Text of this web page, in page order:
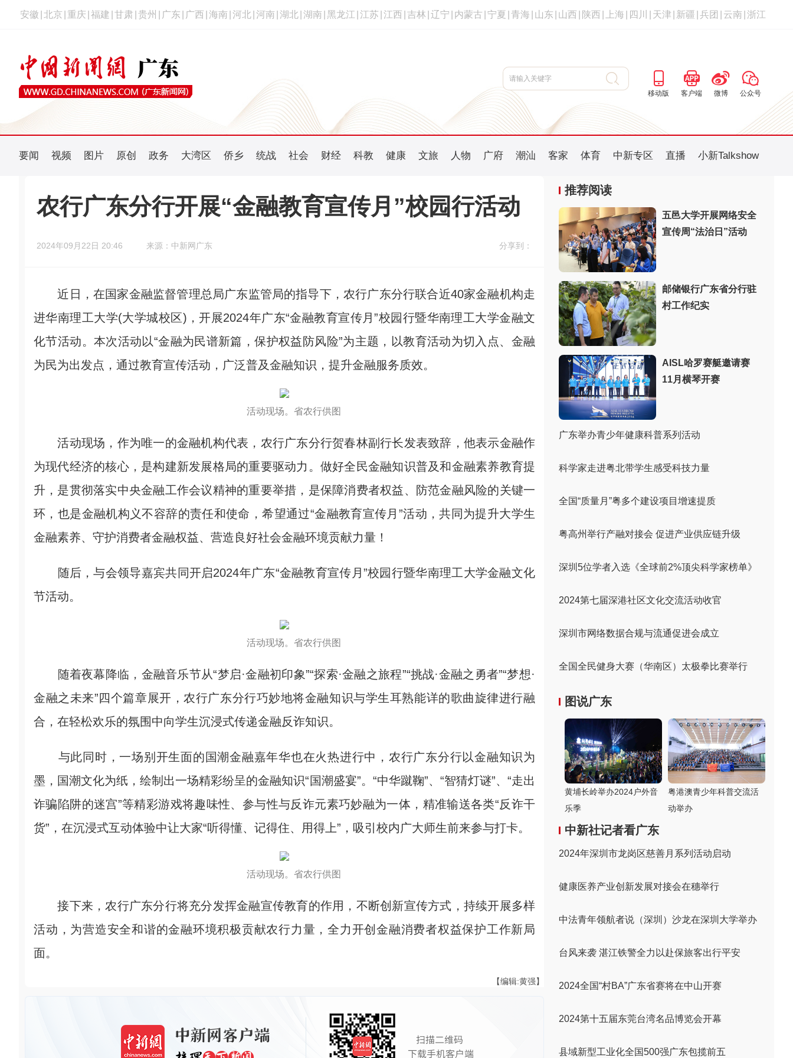
安徽 北京 重庆 福建 甘肃 贵州 广东 广西 海南 河北 河南 湖北 湖南 黑龙江 江苏 江西 吉林 辽宁 内蒙古 宁夏 青海 山东 山西 陕西 上海 四川 天津 新疆 兵团 云南 浙江
移动版 客户端 微博 公众号
要闻 视频 图片 原创 政务 大湾区 侨乡 统战 社会 财经 科教 健康 文旅 人物 广府 潮汕 客家 体育 中新专区 直播 小新Talkshow
农行广东分行开展“金融教育宣传月”校园行活动
2024年09月22日 20:46 来源：中新网广东 分享到：
近日，在国家金融监督管理总局广东监管局的指导下，农行广东分行联合近40家金融机构走
进华南理工大学(大学城校区)，开展2024年广东“金融教育宣传月”校园行暨华南理工大学金融文
化节活动。本次活动以“金融为民谱新篇，保护权益防风险”为主题，以教育活动为切入点、金融
为民为出发点，通过教育宣传活动，广泛普及金融知识，提升金融服务质效。
活动现场。省农行供图
活动现场，作为唯一的金融机构代表，农行广东分行贺春林副行长发表致辞，他表示金融作
为现代经济的核心，是构建新发展格局的重要驱动力。做好全民金融知识普及和金融素养教育提
升，是贯彻落实中央金融工作会议精神的重要举措，是保障消费者权益、防范金融风险的关键一
环，也是金融机构义不容辞的责任和使命，希望通过“金融教育宣传月”活动，共同为提升大学生
金融素养、守护消费者金融权益、营造良好社会金融环境贡献力量！
随后，与会领导嘉宾共同开启2024年广东“金融教育宣传月”校园行暨华南理工大学金融文化
节活动。
活动现场。省农行供图
随着夜幕降临，金融音乐节从“梦启·金融初印象”“探索·金融之旅程”“挑战·金融之勇者”“梦想·
金融之未来”四个篇章展开，农行广东分行巧妙地将金融知识与学生耳熟能详的歌曲旋律进行融
合，在轻松欢乐的氛围中向学生沉浸式传递金融反诈知识。
与此同时，一场别开生面的国潮金融嘉年华也在火热进行中，农行广东分行以金融知识为
墨，国潮文化为纸，绘制出一场精彩纷呈的金融知识“国潮盛宴”。“中华蹴鞠”、“智猜灯谜”、“走出
诈骗陷阱的迷宫”等精彩游戏将趣味性、参与性与反诈元素巧妙融为一体，精准输送各类“反诈干
货”，在沉浸式互动体验中让大家“听得懂、记得住、用得上”，吸引校内广大师生前来参与打卡。
活动现场。省农行供图
接下来，农行广东分行将充分发挥金融宣传教育的作用，不断创新宣传方式，持续开展多样
活动，为营造安全和谐的金融环境积极贡献农行力量，全力开创金融消费者权益保护工作新局
面。
【编辑:黄强】
推荐阅读
五邑大学开展网络安全
宣传周“法治日”活动
邮储银行广东省分行驻
村工作纪实
AISL哈罗赛艇邀请赛
11月横琴开赛
广东举办青少年健康科普系列活动
科学家走进粤北带学生感受科技力量
全国“质量月”粤多个建设项目增速提质
粤高州举行产融对接会 促进产业供应链升级
深圳5位学者入选《全球前2%顶尖科学家榜单》
2024第七届深港社区文化交流活动收官
深圳市网络数据合规与流通促进会成立
全国全民健身大赛（华南区）太极拳比赛举行
图说广东
黄埔长岭举办2024户外音
乐季
粤港澳青少年科普交流活
动举办
中新社记者看广东
2024年深圳市龙岗区慈善月系列活动启动
健康医养产业创新发展对接会在穗举行
中法青年领航者说（深圳）沙龙在深圳大学举办
台风来袭 湛江铁警全力以赴保旅客出行平安
2024全国“村BA”广东省赛将在中山开赛
2024第十五届东莞台湾名品博览会开幕
县域新型工业化全国500强广东包揽前五